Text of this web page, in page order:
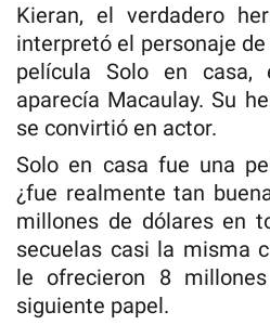
Kieran, el verdadero
interpretó el personaje
película Solo en
aparecía Macaulay. Su
se convirtió en actor.
Solo en casa fue una
¿fue realmente tan
millones de dólares en
secuelas casi la misma
le ofrecieron 8
siguiente papel.